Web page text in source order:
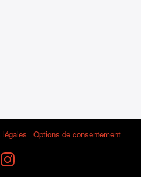
légales Options de consentement
Instagram